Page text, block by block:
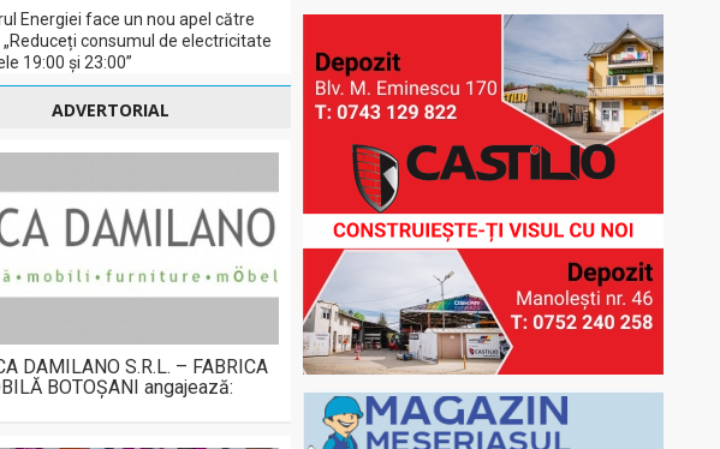
Energiei face un nou apel către
consumul de electricitate
19:00 și 23:00”
ADVERTORIAL
DAMILANO S.R.L. – FABRICA
BOTOȘANI angajează: